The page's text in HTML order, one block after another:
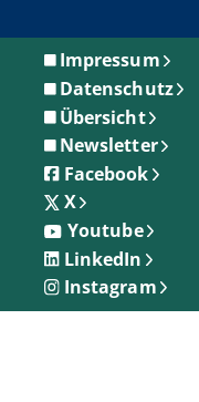
Impressum
Datenschutz
Übersicht
Newsletter
Facebook
X
Youtube
LinkedIn
Instagram